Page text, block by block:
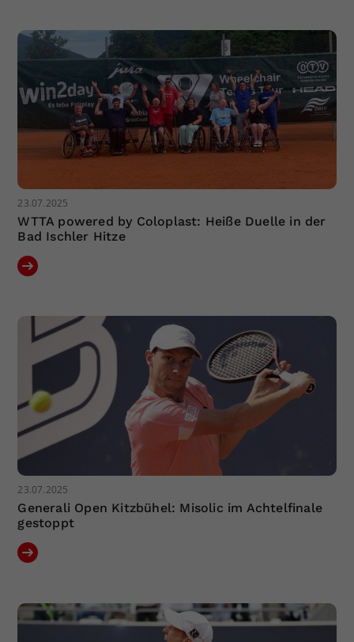
23.07.2025
WTTA powered by Coloplast: Heiße Duelle in der
Bad Ischler Hitze
23.07.2025
Generali Open Kitzbühel: Misolic im Achtelfinale
gestoppt
Einstellungen. Unter anderem eine
zufällig generierte ID, für die
historische Speicherung Ihrer
vorgenommen Einstellungen, falls der
Webseiten-Betreiber dies eingestellt
hat.